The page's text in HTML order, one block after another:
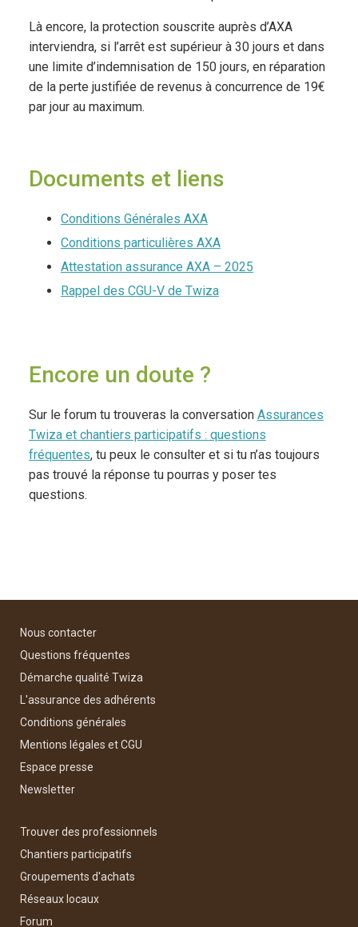
Là encore, la protection souscrite auprès d’AXA
interviendra, si l’arrêt est supérieur à 30 jours et dans
une limite d’indemnisation de 150 jours, en réparation
de la perte justifiée de revenus à concurrence de 19€
par jour au maximum.
Documents et liens
Conditions Générales AXA
Conditions particulières AXA
Attestation assurance AXA – 2025
Rappel des CGU-V de Twiza
Encore un doute ?
Sur le forum tu trouveras la conversation Assurances
Twiza et chantiers participatifs : questions
fréquentes, tu peux le consulter et si tu n’as toujours
pas trouvé la réponse tu pourras y poser tes
questions.
Nous contacter
Questions fréquentes
Démarche qualité Twiza
L'assurance des adhérents
Conditions générales
Mentions légales et CGU
Espace presse
Newsletter
Trouver des professionnels
Chantiers participatifs
Groupements d'achats
Réseaux locaux
Forum